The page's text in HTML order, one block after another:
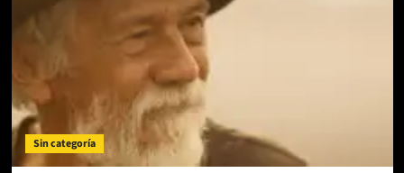
Sin categoría